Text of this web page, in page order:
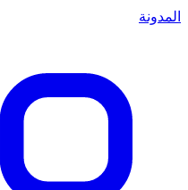
المدونة